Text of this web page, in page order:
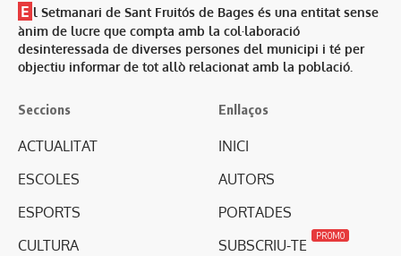
E l Setmanari de Sant Fruitós de Bages és una entitat sense
ànim de lucre que compta amb la col·laboració
desinteressada de diverses persones del municipi i té per
objectiu informar de tot allò relacionat amb la població.
Seccions
ACTUALITAT
ESCOLES
ESPORTS
CULTURA
Enllaços
INICI
AUTORS
PORTADES
SUBSCRIU-TE
PROMO